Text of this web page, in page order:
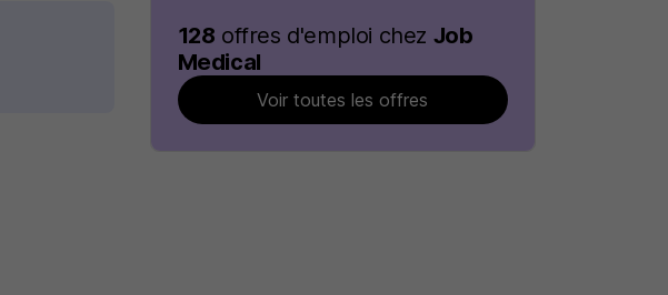
128 offres d'emploi chez Job
Medical
Voir toutes les offres